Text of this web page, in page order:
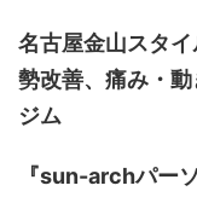
名古屋金山スタイ
勢改善、痛み・
ジム
『sun-archパー